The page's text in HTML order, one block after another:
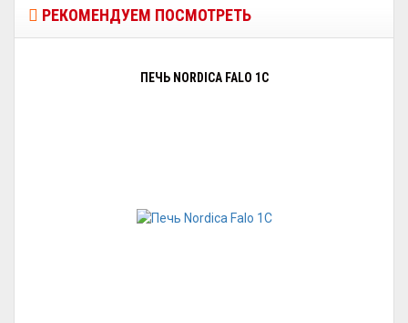
РЕКОМЕНДУЕМ ПОСМОТРЕТЬ
ПЕЧЬ NORDICA FALO 1С